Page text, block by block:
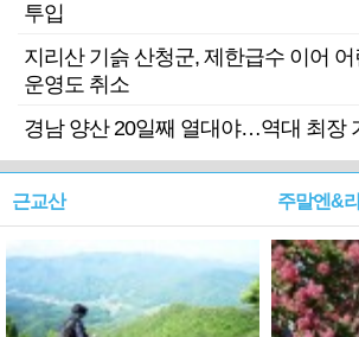
투입
지리산 기슭 산청군, 제한급수 이어
운영도 취소
경남 양산 20일째 열대야…역대 최장
근교산 주말엔&